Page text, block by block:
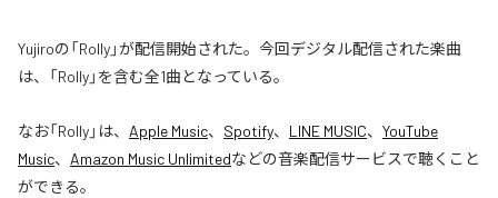
Yujiroの「Rolly」が配信開始された。今回デジタル配信された楽曲
は、「Rolly」を含む全1曲となっている。
なお「Rolly」は、 Apple Music、 Spotify、 LINE MUSIC、 YouTube
Music、 Amazon Music Unlimitedなどの音楽配信サービスで聴くこと
ができる。